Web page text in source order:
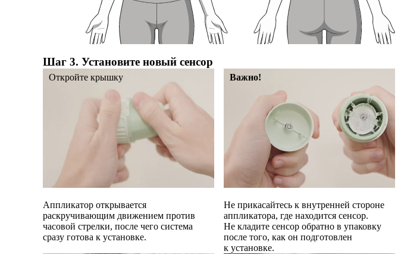
Шаг 3. Установите новый сенсор
Откройте крышку
Аппликатор открывается
раскручивающим движением против
часовой стрелки, после чего система
сразу готова к установке.
Важно!
Не прикасайтесь к внутренней стороне
аппликатора, где находится сенсор.
Не кладите сенсор обратно в упаковку
после того, как он подготовлен
к установке.